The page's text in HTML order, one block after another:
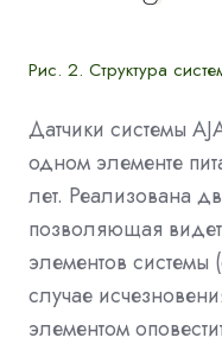
Рис. 2. Структура
Датчики системы
одном элементе
лет. Реализована
позволяющая
элементов системы
случае
элементом